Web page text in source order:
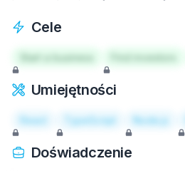
Cele
Start a business
Umiejętności
React TypeScript Node.js
Doświadczenie